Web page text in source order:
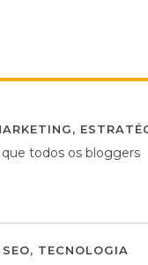
,
todos os bloggers
SEO, TECNOLOGIA